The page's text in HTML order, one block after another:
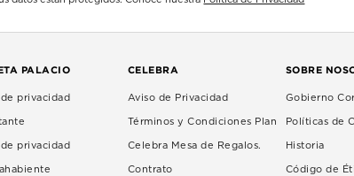
PALACIO
privacidad
privacidad
CELEBRA
Aviso de Privacidad
Términos y Condiciones Plan
Celebra Mesa de Regalos.
Contrato
SOBRE
Gobierno
Políticas de
Historia
Código de